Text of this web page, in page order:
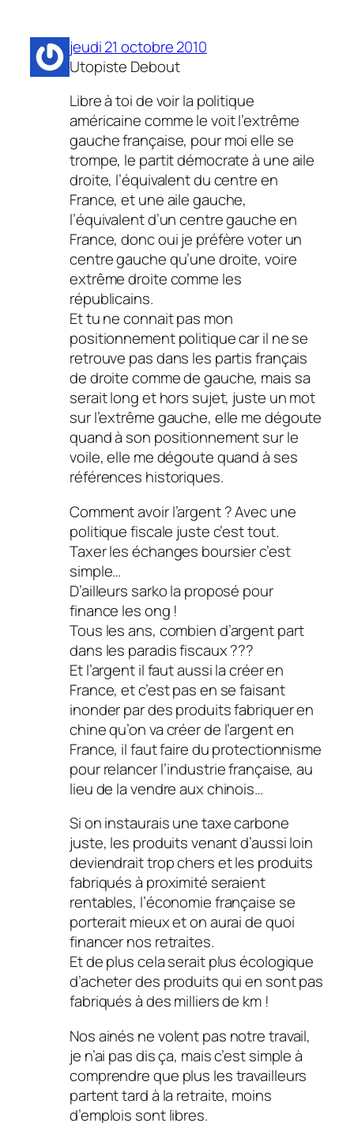
jeudi 21 octobre 2010
Utopiste Debout
Libre à toi de voir la politique
américaine comme le voit l’extrême
gauche française, pour moi elle se
trompe, le partit démocrate à une aile
droite, l’équivalent du centre en
France, et une aile gauche,
l’équivalent d’un centre gauche en
France, donc oui je préfère voter un
centre gauche qu’une droite, voire
extrême droite comme les
républicains.
Et tu ne connait pas mon
positionnement politique car il ne se
retrouve pas dans les partis français
de droite comme de gauche, mais sa
serait long et hors sujet, juste un mot
sur l’extrême gauche, elle me dégoute
quand à son positionnement sur le
voile, elle me dégoute quand à ses
références historiques.
Comment avoir l’argent ? Avec une
politique fiscale juste c’est tout.
Taxer les échanges boursier c’est
simple…
D’ailleurs sarko la proposé pour
finance les ong !
Tous les ans, combien d’argent part
dans les paradis fiscaux ???
Et l’argent il faut aussi la créer en
France, et c’est pas en se faisant
inonder par des produits fabriquer en
chine qu’on va créer de l’argent en
France, il faut faire du protectionnisme
pour relancer l’industrie française, au
lieu de la vendre aux chinois…
Si on instaurais une taxe carbone
juste, les produits venant d’aussi loin
deviendrait trop chers et les produits
fabriqués à proximité seraient
rentables, l’économie française se
porterait mieux et on aurai de quoi
financer nos retraites.
Et de plus cela serait plus écologique
d’acheter des produits qui en sont pas
fabriqués à des milliers de km !
Nos ainés ne volent pas notre travail,
je n’ai pas dis ça, mais c’est simple à
comprendre que plus les travailleurs
partent tard à la retraite, moins
d’emplois sont libres.